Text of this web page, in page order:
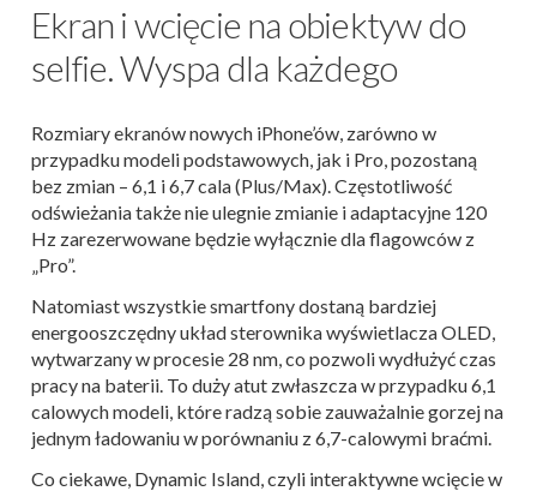
Ekran i wcięcie na obiektyw do
selfie. Wyspa dla każdego
Rozmiary ekranów nowych iPhone’ów, zarówno w
przypadku modeli podstawowych, jak i Pro, pozostaną
bez zmian – 6,1 i 6,7 cala (Plus/Max). Częstotliwość
odświeżania także nie ulegnie zmianie i adaptacyjne 120
Hz zarezerwowane będzie wyłącznie dla flagowców z
„Pro”.
Natomiast wszystkie smartfony dostaną bardziej
energooszczędny układ sterownika wyświetlacza OLED,
wytwarzany w procesie 28 nm, co pozwoli wydłużyć czas
pracy na baterii. To duży atut zwłaszcza w przypadku 6,1
calowych modeli, które radzą sobie zauważalnie gorzej na
jednym ładowaniu w porównaniu z 6,7-calowymi braćmi.
Co ciekawe, Dynamic Island, czyli interaktywne wcięcie w